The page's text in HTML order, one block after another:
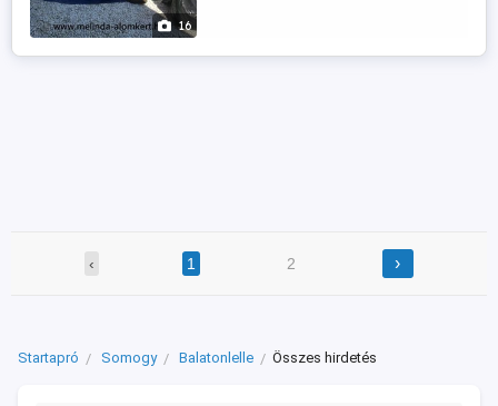
16
‹ 1 2 ›
Startapró Somogy Balatonlelle Összes hirdetés